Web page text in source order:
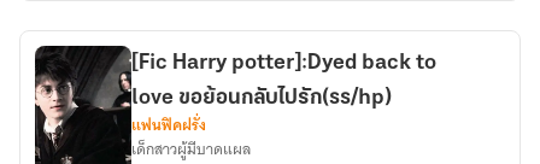
[Fic Harry potter]:Dyed back to
love ขอย้อนกลับไปรัก(ss/hp)
แฟนฟิคฝรั่ง
เด็กสาวผู้มีบาดแผล